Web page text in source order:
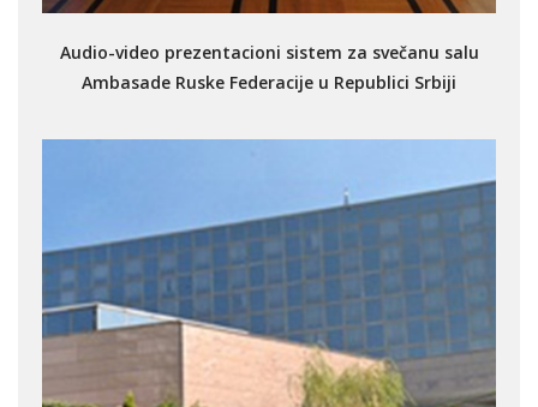
Audio-video prezentacioni sistem za svečanu salu
Ambasade Ruske Federacije u Republici Srbiji